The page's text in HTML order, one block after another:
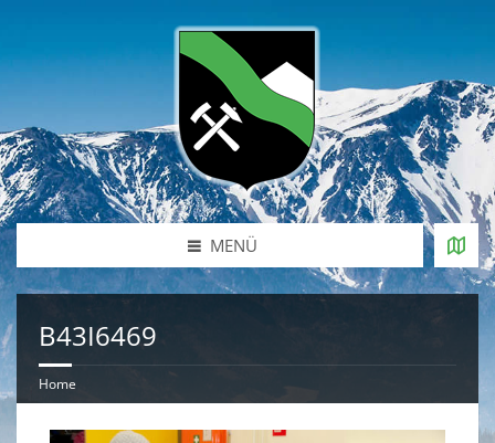
MENÜ
B43I6469
Home